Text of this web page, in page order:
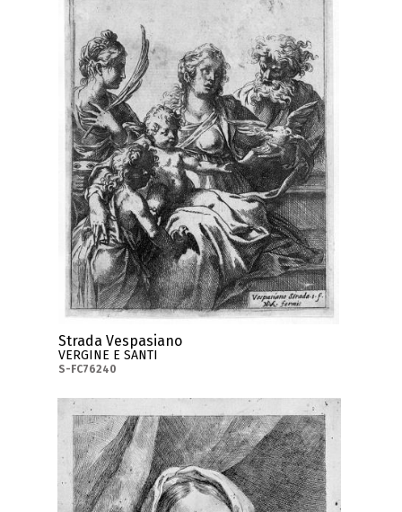
Strada Vespasiano
VERGINE E SANTI
S-FC76240